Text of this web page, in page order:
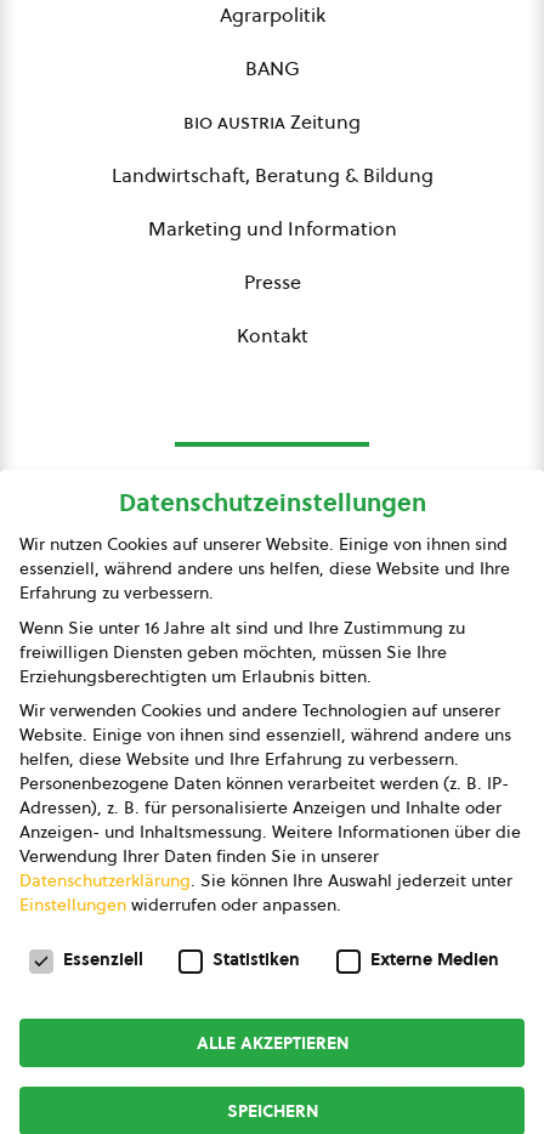
Agrarpolitik
BANG
bio austriaZeitung
Landwirtschaft, Beratung & Bildung
Marketing und Information
Presse
Kontakt
Presse
Impressum
Datenschutz
AGB
AGB Marketing GmbH
AGB Bildung
Newsletter
Copyright © 2026bio austria
Datenschutzeinstellungen
Wir nutzen Cookies auf unserer Website. Einige von ihnen sind
essenziell, während andere uns helfen, diese Website und Ihre
Erfahrung zu verbessern.
Wenn Sie unter 16 Jahre alt sind und Ihre Zustimmung zu
freiwilligen Diensten geben möchten, müssen Sie Ihre
Erziehungsberechtigten um Erlaubnis bitten.
Wir verwenden Cookies und andere Technologien auf unserer
Website. Einige von ihnen sind essenziell, während andere uns
helfen, diese Website und Ihre Erfahrung zu verbessern.
Personenbezogene Daten können verarbeitet werden (z. B. IP-
Adressen), z. B. für personalisierte Anzeigen und Inhalte oder
Anzeigen- und Inhaltsmessung. Weitere Informationen über die
Verwendung Ihrer Daten finden Sie in unserer
Datenschutzerklärung. Sie können Ihre Auswahl jederzeit unter
Einstellungen widerrufen oder anpassen.
Datenschutzeinstellungen
Essenziell Statistiken Externe Medien
ALLE AKZEPTIEREN
SPEICHERN